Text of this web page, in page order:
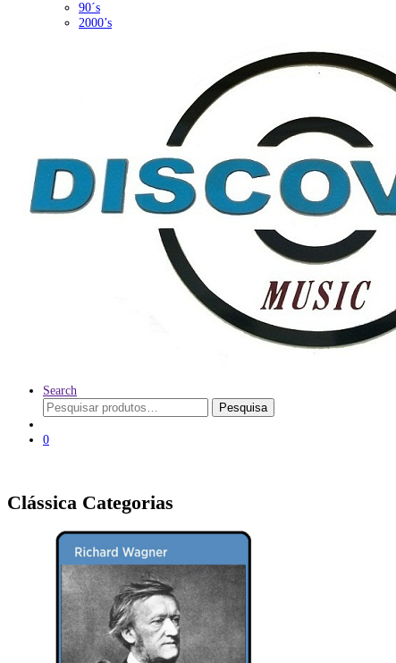
90´s
2000’s
Search
Pesquisar
por:
Pesquisa
0
Clássica Categorias